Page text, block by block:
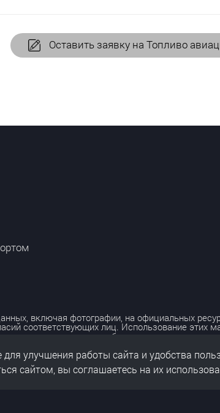
Оставить заявку на Топливо
включая фотографии, на официальных
соответствующих лиц. Использование этих
с разрешения правообладателя.
данных
данных
улучшения работы сайта и удобства
сайтом, вы соглашаетесь на их